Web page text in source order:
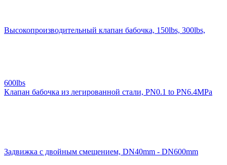
Высокопроизводительный клапан бабочка, 150lbs, 300lbs,
600lbs
Клапан бабочка из легированной стали, PN0.1 to PN6.4MPa
Задвижка с двойным смещением, DN40mm - DN600mm